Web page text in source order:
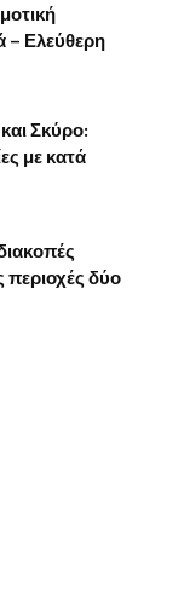
– Ελεύθερη
Σκύρο:
με κατά
περιοχές δύο